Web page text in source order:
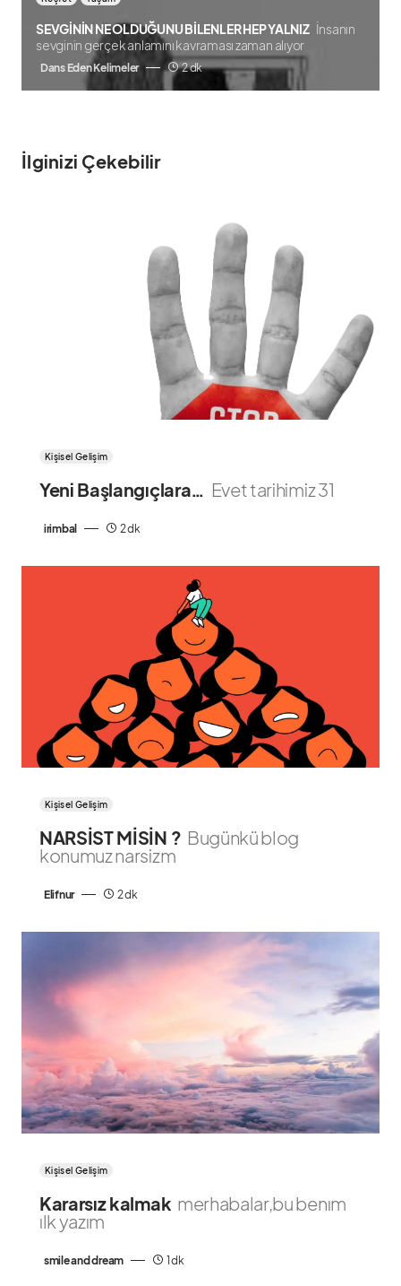
SEVGİNİN NE OLDUĞUNU BİLENLER HEP YALNIZ İnsanın
sevginin gerçek anlamını kavraması zaman alıyor
Dans Eden Kelimeler 2 dk
İlginizi Çekebilir
Kişisel Gelişim
Yeni Başlangıçlara… Evet tarihimiz 31
irimbal 2 dk
Kişisel Gelişim
NARSİST MİSİN ? Bugünkü blog
konumuz narsizm
Elifnur 2 dk
Kişisel Gelişim
Kararsız kalmak merhabalar,bu benım
ılk yazım
smile and dream 1 dk